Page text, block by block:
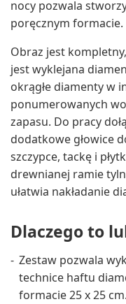
nocy pozwala
poręcznym formacie.
Obraz jest
jest wyklejana
okrągłe diamenty w
ponumerowanych
zapasu. Do pracy
dodatkowe głowice
szczypce, tackę i
drewnianej ramie
ułatwia nakładanie
Dlaczego to
Zestaw pozwala
technice haftu
formacie 25 x 25 cm.